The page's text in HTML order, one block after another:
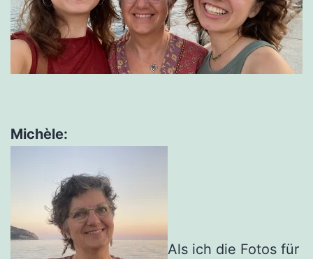
Michèle:
Als ich die Fotos für